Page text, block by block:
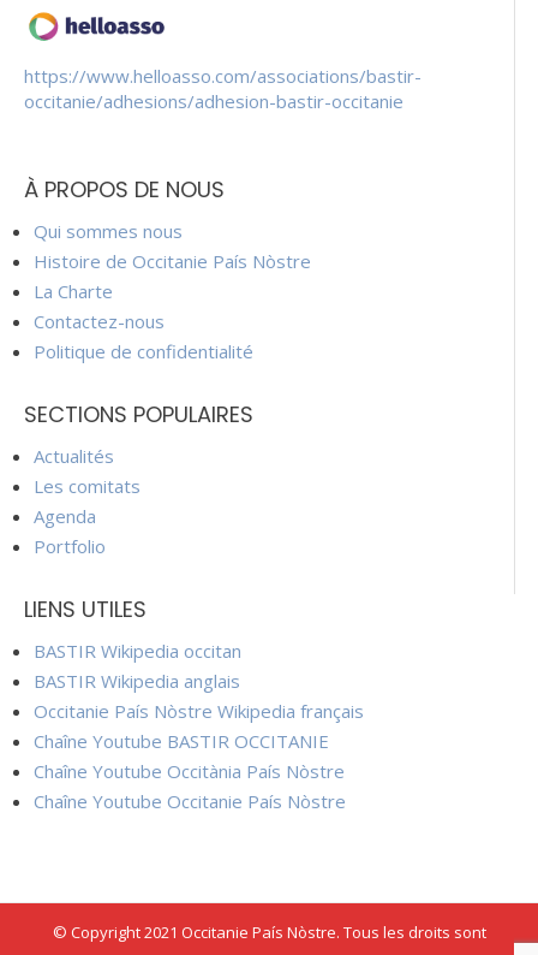
https://www.helloasso.com/associations/bastir-
occitanie/adhesions/adhesion-bastir-occitanie
À PROPOS DE NOUS
Qui sommes nous
Histoire de Occitanie País Nòstre
La Charte
Contactez-nous
Politique de confidentialité
SECTIONS POPULAIRES
Actualités
Les comitats
Agenda
Portfolio
LIENS UTILES
BASTIR Wikipedia occitan
BASTIR Wikipedia anglais
Occitanie País Nòstre Wikipedia français
Chaîne Youtube BASTIR OCCITANIE
Chaîne Youtube Occitània País Nòstre
Chaîne Youtube Occitanie País Nòstre
© Copyright 2021 Occitanie País Nòstre. Tous les droits sont